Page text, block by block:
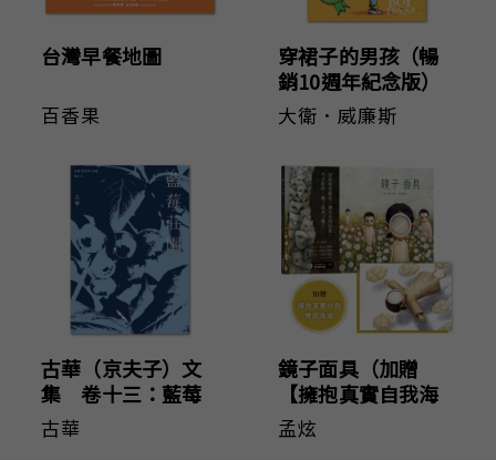
台灣早餐地圖
百香果
穿裙子的男孩（暢
銷10週年紀念版）
大衛．威廉斯
古華（京夫子）文
集 卷十三：藍莓
莊園
古華
鏡子面具（加贈
【擁抱真實自我海
報＆鐘穎精彩導
讀】）
孟炫